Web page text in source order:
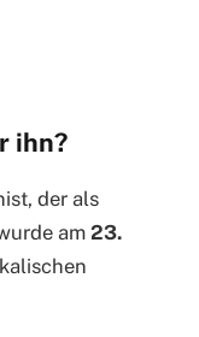
ihn?
der als
am 23.